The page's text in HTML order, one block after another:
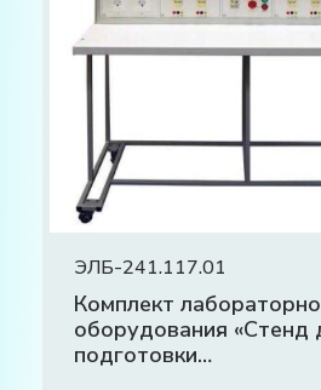
ЭЛБ-241.117.01
Комплект
оборудования «Стенд
подготовки